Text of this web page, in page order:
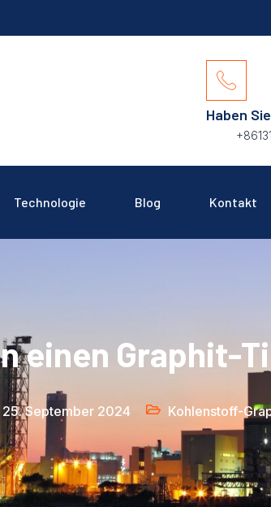
Haben
Technologie Blog Kontakt
einen Graphit-
25. September 2024 Kohlenstoff-